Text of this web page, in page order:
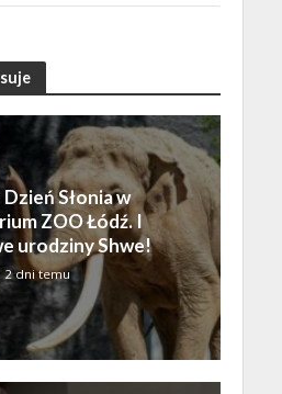
Słonia w
ZOO Łódź. I
urodziny Shwe!
2 dni temu